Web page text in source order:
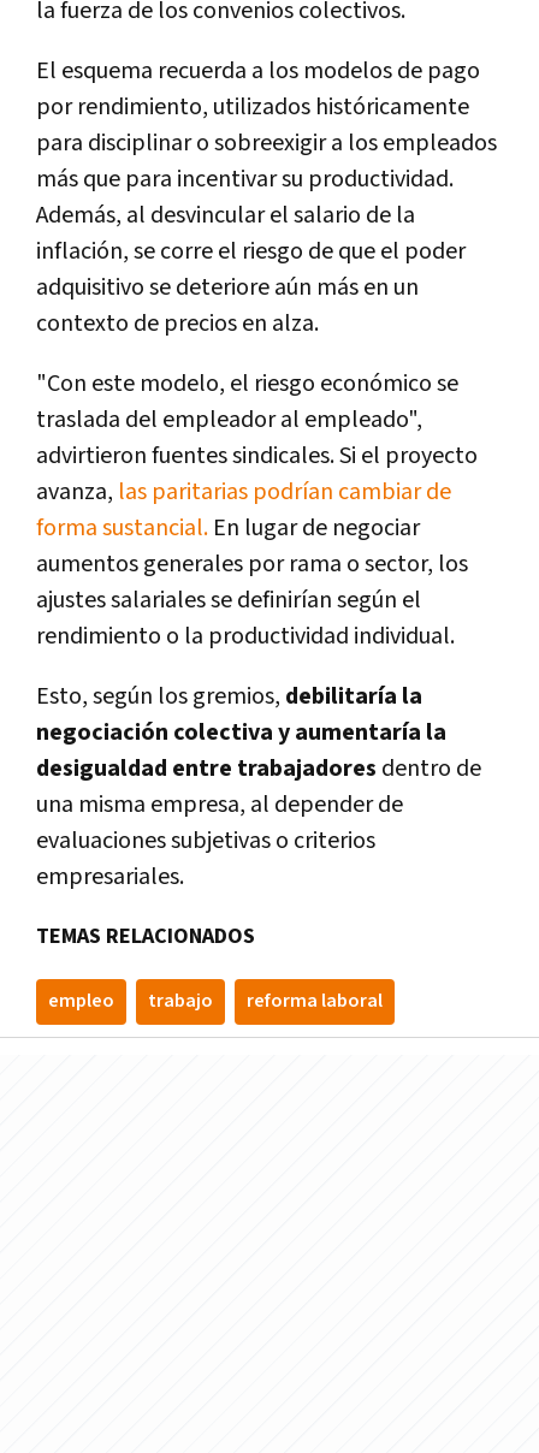
la fuerza de los convenios colectivos.
El esquema recuerda a los modelos de pago
por rendimiento, utilizados históricamente
para disciplinar o sobreexigir a los empleados
más que para incentivar su productividad.
Además, al desvincular el salario de la
inflación, se corre el riesgo de que el poder
adquisitivo se deteriore aún más en un
contexto de precios en alza.
"Con este modelo, el riesgo económico se
traslada del empleador al empleado",
advirtieron fuentes sindicales. Si el proyecto
avanza, las paritarias podrían cambiar de
forma sustancial. En lugar de negociar
aumentos generales por rama o sector, los
ajustes salariales se definirían según el
rendimiento o la productividad individual.
Esto, según los gremios, debilitaría la
negociación colectiva y aumentaría la
desigualdad entre trabajadores dentro de
una misma empresa, al depender de
evaluaciones subjetivas o criterios
empresariales.
TEMAS RELACIONADOS
empleo trabajo reforma laboral